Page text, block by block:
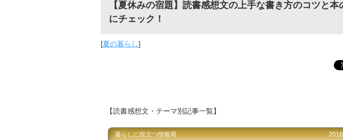
【夏休みの宿題】読書感想文の上手な書き方のコツと本
にチェック！
[夏の暮らし]
【読書感想文・テーマ別記事一覧】
暮らしに役立つ情報局